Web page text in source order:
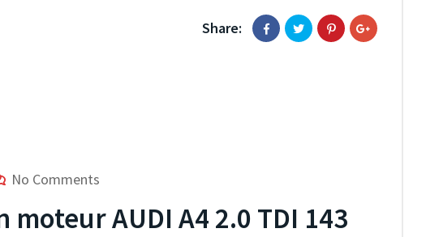
Share:
No Comments
AUDI A4 2.0 TDI 143